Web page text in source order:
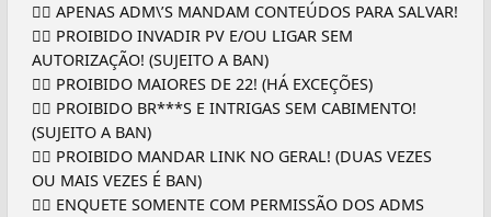
👉🏼 APENAS ADM\’S MANDAM CONTEÚDOS PARA SALVAR!
👉🏼 PROIBIDO INVADIR PV E/OU LIGAR SEM
AUTORIZAÇÃO! (SUJEITO A BAN)
👉🏼 PROIBIDO MAIORES DE 22! (HÁ EXCEÇÕES)
👉🏼 PROIBIDO BR***S E INTRIGAS SEM CABIMENTO!
(SUJEITO A BAN)
👉🏼 PROIBIDO MANDAR LINK NO GERAL! (DUAS VEZES
OU MAIS VEZES É BAN)
👉🏻 ENQUETE SOMENTE COM PERMISSÃO DOS ADMS